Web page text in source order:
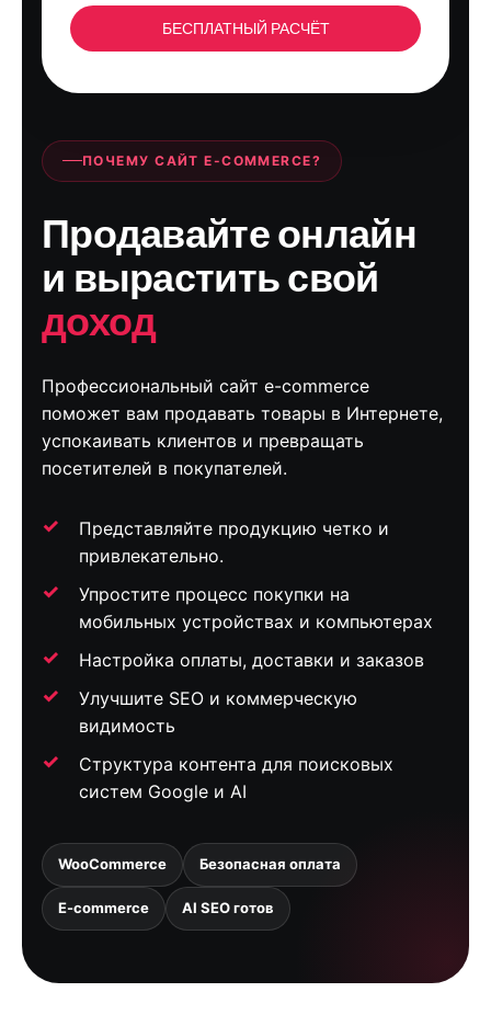
БЕСПЛАТНЫЙ РАСЧЁТ
ПОЧЕМУ САЙТ E-COMMERCE?
Продавайте онлайн
и вырастить свой
доход
Профессиональный сайт e-commerce
поможет вам продавать товары в Интернете,
успокаивать клиентов и превращать
посетителей в покупателей.
Представляйте продукцию четко и
привлекательно.
Упростите процесс покупки на
мобильных устройствах и компьютерах
Настройка оплаты, доставки и заказов
Улучшите SEO и коммерческую
видимость
Структура контента для поисковых
систем Google и AI
WooCommerce Безопасная оплата
E-commerce AI SEO готов